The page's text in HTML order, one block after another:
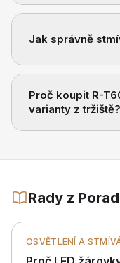
Jak správně
Proč koupit R-
varianty z tržiště?
Rady z
OSVĚTLENÍ A